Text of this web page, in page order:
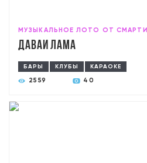
МУЗЫКАЛЬНОЕ ЛОТО ОТ СМАРТИ
Давай лама
БАРЫ КЛУБЫ КАРАОКЕ
2559 40